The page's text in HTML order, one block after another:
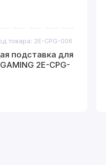
товара: 2E-CPG-006
подставка для
2E-CPG-